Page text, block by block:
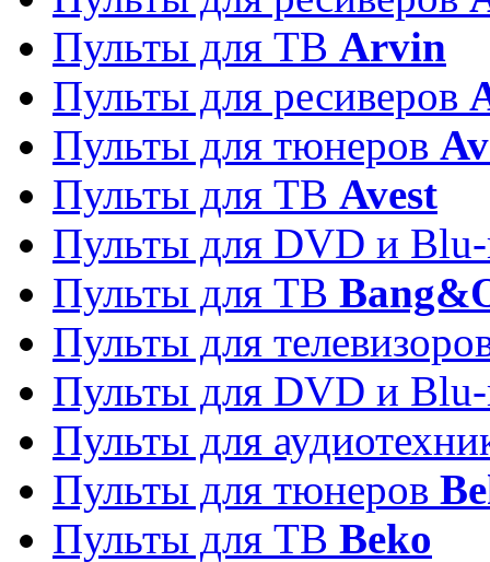
Пульты для ТВ Arvin
Пульты для ресиверов
Пульты для тюнеров
Пульты для ТВ Avest
Пульты для DVD и
Пульты для ТВ
Пульты для
Пульты для DVD и
Пульты для
Пульты для тюнеров
Пульты для ТВ Beko